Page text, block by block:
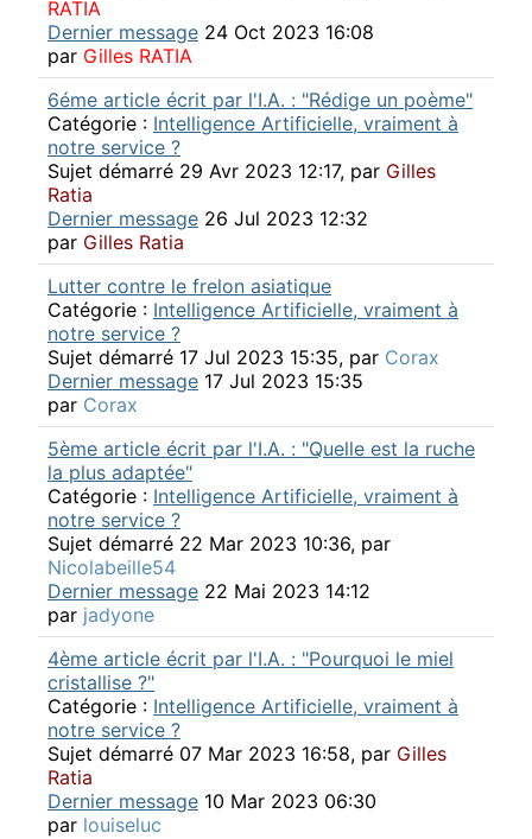
RATIA
Dernier message 24 Oct 2023 16:08
par Gilles RATIA
6éme article écrit par l'I.A. : "Rédige un poème"
Catégorie : Intelligence Artificielle, vraiment à
notre service ?
Sujet démarré 29 Avr 2023 12:17, par Gilles
Ratia
Dernier message 26 Jul 2023 12:32
par Gilles Ratia
Lutter contre le frelon asiatique
Catégorie : Intelligence Artificielle, vraiment à
notre service ?
Sujet démarré 17 Jul 2023 15:35, par Corax
Dernier message 17 Jul 2023 15:35
par Corax
5ème article écrit par l'I.A. : "Quelle est la ruche
la plus adaptée"
Catégorie : Intelligence Artificielle, vraiment à
notre service ?
Sujet démarré 22 Mar 2023 10:36, par
Nicolabeille54
Dernier message 22 Mai 2023 14:12
par jadyone
4ème article écrit par l'I.A. : "Pourquoi le miel
cristallise ?"
Catégorie : Intelligence Artificielle, vraiment à
notre service ?
Sujet démarré 07 Mar 2023 16:58, par Gilles
Ratia
Dernier message 10 Mar 2023 06:30
par louiseluc